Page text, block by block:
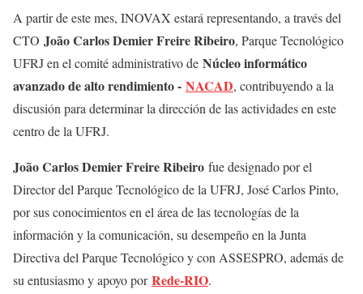
A partir de este mes, INOVAX estará representando, a través del
CTO João Carlos Demier Freire Ribeiro, Parque Tecnológico
UFRJ en el comité administrativo de Núcleo informático
avanzado de alto rendimiento - NACAD, contribuyendo a la
discusión para determinar la dirección de las actividades en este
centro de la UFRJ.
João Carlos Demier Freire Ribeiro fue designado por el
Director del Parque Tecnológico de la UFRJ, José Carlos Pinto,
por sus conocimientos en el área de las tecnologías de la
información y la comunicación, su desempeño en la Junta
Directiva del Parque Tecnológico y con ASSESPRO, además de
su entusiasmo y apoyo porRede-RIO.